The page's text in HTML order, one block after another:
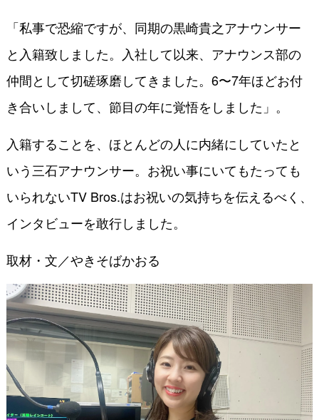
「私事で恐縮ですが、同期の黒崎貴之アナウンサー
と入籍致しました。入社して以来、アナウンス部の
仲間として切磋琢磨してきました。6〜7年ほどお付
き合いしまして、節目の年に覚悟をしました」。
入籍することを、ほとんどの人に内緒にしていたと
いう三石アナウンサー。お祝い事にいてもたっても
いられないTV Bros.はお祝いの気持ちを伝えるべく、
インタビューを敢行しました。
取材・文／やきそばかおる